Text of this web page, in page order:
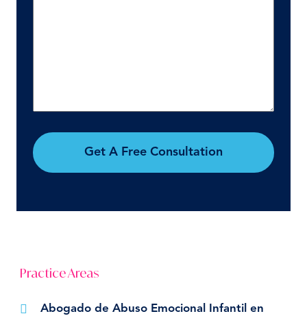
Get A Free Consultation
Practice Areas
Abogado de Abuso Emocional Infantil en